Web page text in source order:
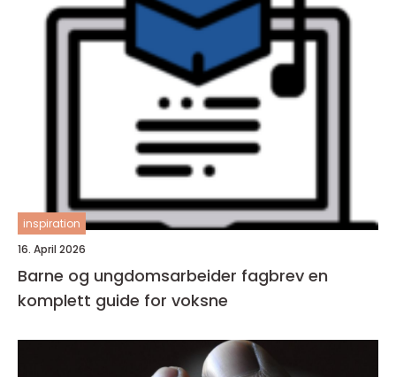
inspiration
16. April 2026
Barne og ungdomsarbeider fagbrev en
komplett guide for voksne